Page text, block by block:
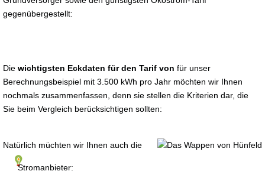
gegenübergestellt:
Die wichtigsten Eckdaten für den Tarif von für unser
Berechnungsbeispiel mit 3.500 kWh pro Jahr möchten wir Ihnen
nochmals zusammenfassen, denn sie stellen die Kriterien dar, die
Sie beim Vergleich berücksichtigen sollten:
Stromanbieter:
Natürlich müchten wir Ihnen auch die